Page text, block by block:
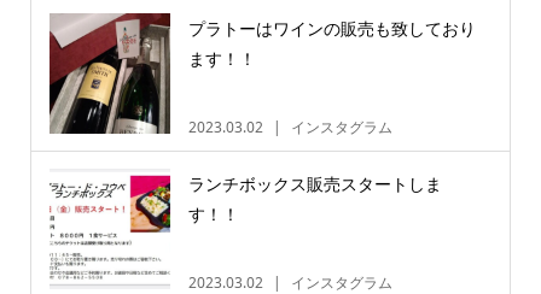
プラトーはワインの販売も致しており
ます！！
2023.03.02 インスタグラム
ランチボックス販売スタートしま
す！！
2023.03.02 インスタグラム